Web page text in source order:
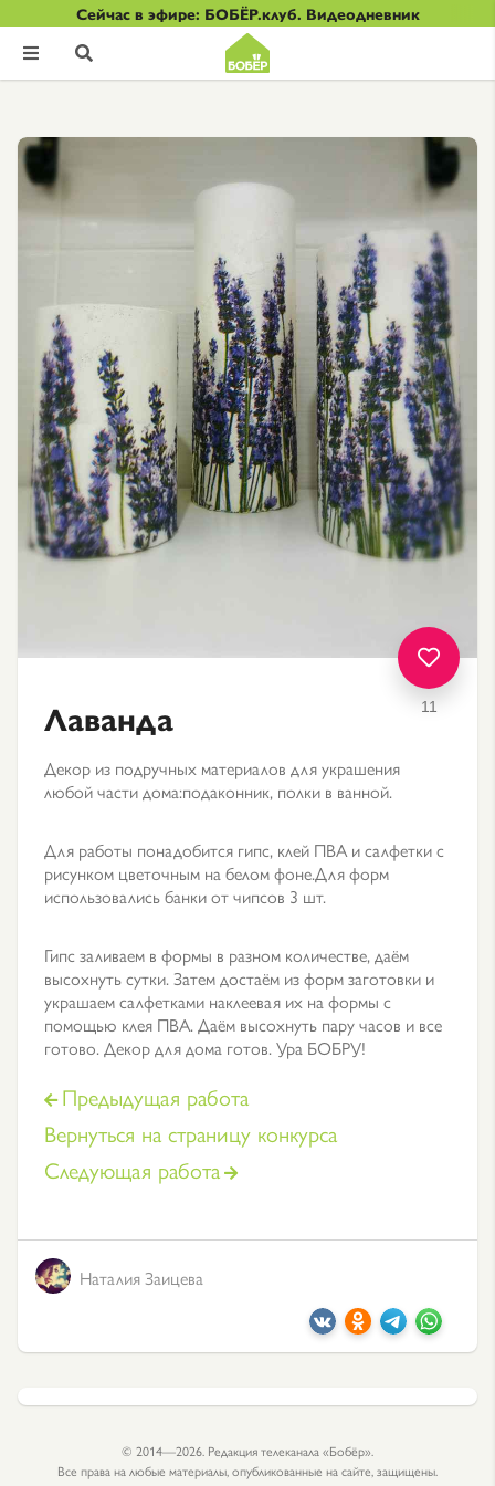
Сейчас в эфире: БОБЁР.клуб. Видеодневник
 
11
Лаванда
Декор из подручных материалов для украшения
любой части дома:подаконник, полки в ванной.
Для работы понадобится гипс, клей ПВА и салфетки с
рисунком цветочным на белом фоне.Для форм
использовались банки от чипсов 3 шт.
Гипс заливаем в формы в разном количестве, даём
высохнуть сутки. Затем достаём из форм заготовки и
украшаем салфетками наклеевая их на формы с
помощью клея ПВА. Даём высохнуть пару часов и все
готово. Декор для дома готов. Ура БОБРУ!
Предыдущая работа
Вернуться на страницу конкурса
Следующая работа
Наталия Заицева
© 2014—2026. Редакция телеканала «Бобёр».
Все права на любые материалы, опубликованные на сайте, защищены.